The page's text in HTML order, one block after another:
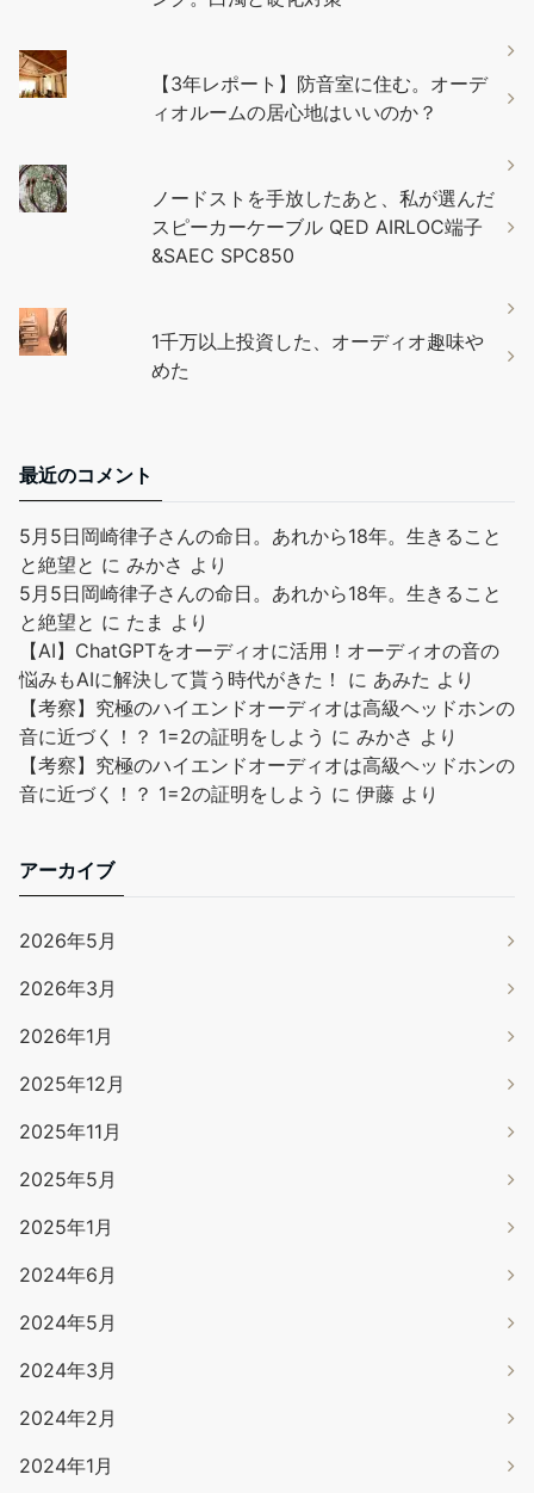
【3年レポート】防音室に住む。オーデ
ィオルームの居心地はいいのか？
ノードストを手放したあと、私が選んだ
スピーカーケーブル QED AIRLOC端子
&SAEC SPC850
1千万以上投資した、オーディオ趣味や
めた
最近のコメント
5月5日岡崎律子さんの命日。あれから18年。生きること
と絶望と に みかさ より
5月5日岡崎律子さんの命日。あれから18年。生きること
と絶望と に たま より
【AI】ChatGPTをオーディオに活用！オーディオの音の
悩みもAIに解決して貰う時代がきた！
に あみた より
【考察】究極のハイエンドオーディオは高級ヘッドホンの
音に近づく！？ 1=2の証明をしよう に みかさ より
【考察】究極のハイエンドオーディオは高級ヘッドホンの
音に近づく！？ 1=2の証明をしよう に 伊藤 より
アーカイブ
2026年5月
2026年3月
2026年1月
2025年12月
2025年11月
2025年5月
2025年1月
2024年6月
2024年5月
2024年3月
2024年2月
2024年1月